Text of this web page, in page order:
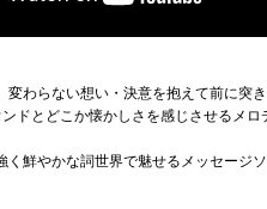
わらない想い・決意を抱えて前に突
ドとどこか懐かしさを感じさせるメ
鮮やかな詞世界で魅せるメッセージ